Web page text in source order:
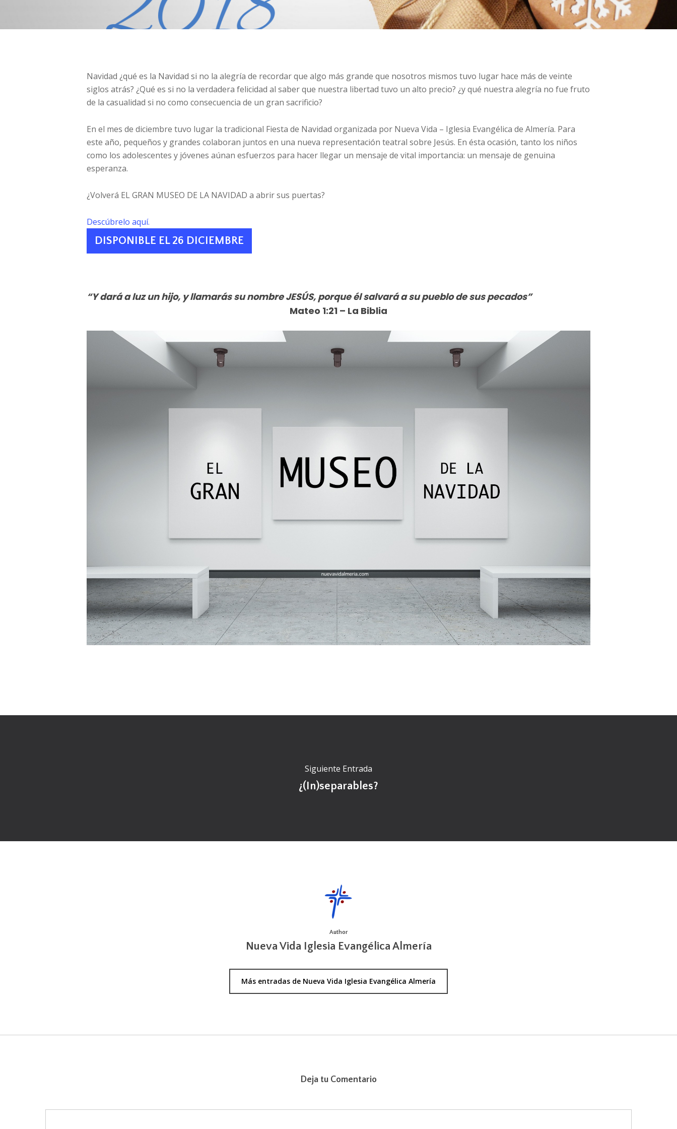
Navidad ¿qué es la Navidad si no la alegría de recordar que algo más grande que nosotros mismos tuvo lugar hace más de veinte
siglos atrás? ¿Qué es si no la verdadera felicidad al saber que nuestra libertad tuvo un alto precio? ¿y qué nuestra alegría no fue fruto
de la casualidad si no como consecuencia de un gran sacrificio?
En el mes de diciembre tuvo lugar la tradicional Fiesta de Navidad organizada por Nueva Vida – Iglesia Evangélica de Almería. Para
este año, pequeños y grandes colaboran juntos en una nueva representación teatral sobre Jesús. En ésta ocasión, tanto los niños
como los adolescentes y jóvenes aúnan esfuerzos para hacer llegar un mensaje de vital importancia: un mensaje de genuina
esperanza.
¿Volverá EL GRAN MUSEO DE LA NAVIDAD a abrir sus puertas?
Descúbrelo aquí.
DISPONIBLE EL 26 DICIEMBRE
“Y dará a luz un hijo, y llamarás su nombre JESÚS, porque él salvará a su pueblo de sus pecados”
Mateo 1:21 – La Biblia
Siguiente Entrada
¿(In)separables?
Author
Nueva Vida Iglesia Evangélica Almería
Más entradas de Nueva Vida Iglesia Evangélica Almería
Deja tu Comentario